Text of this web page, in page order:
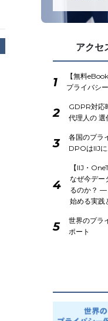
アクセ
1
【無料
プライバシ
2
GDPR対応
代理人の 選
3
各国のプラ
DPOはIIJに
4
【IIJ・
なぜ今デー
るのか？ ―
始める実践
5
世界のプラ
ポート